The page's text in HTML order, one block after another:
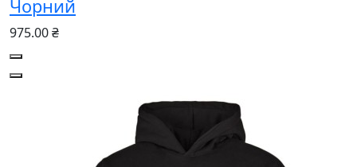
Чорний
975.00 ₴